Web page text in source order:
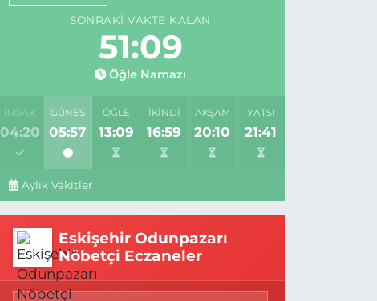
SONRAKI VAKTE KALAN
51:08
Öğle Namazı
İMSAK
04:20
GÜNEŞ
05:57
ÖĞLE
13:09
İKINDI
16:59
AKŞAM
20:10
YATSI
21:41
Aylık Vakitler
Eskişehir Odunpazarı
Nöbetçi Eczaneler